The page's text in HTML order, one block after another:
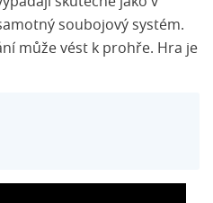
soubojový systém.
může vést k prohře. Hra je